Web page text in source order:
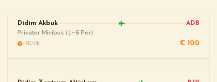
Didim Akbuk ADB
Privater Minibus (1~6 Per)
~90 dk € 100